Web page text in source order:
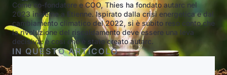
Come co-fondatore e COO, Thies ha fondato autarc nel
2023 insieme a Etienne. Ispirato dalla crisi energetica e dal
cambiamento climatico del 2022, si è subito reso conto che
la rivoluzione del riscaldamento deve essere una leva
decisiva: è così che è stato creato autarc.
IN QUESTO ARTICOLO